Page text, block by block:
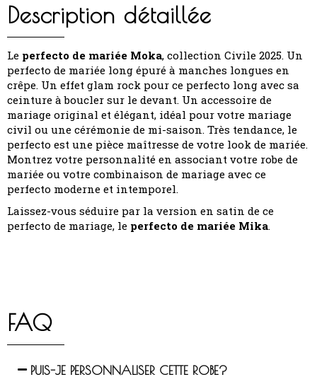
Description détaillée
Le perfecto de mariée Moka, collection Civile 2025. Un
perfecto de mariée long épuré à manches longues en
crêpe. Un effet glam rock pour ce perfecto long avec sa
ceinture à boucler sur le devant. Un accessoire de
mariage original et élégant, idéal pour votre mariage
civil ou une cérémonie de mi-saison. Très tendance, le
perfecto est une pièce maîtresse de votre look de mariée.
Montrez votre personnalité en associant votre robe de
mariée ou votre combinaison de mariage avec ce
perfecto moderne et intemporel.
Laissez-vous séduire par la version en satin de ce
perfecto de mariage, le perfecto de mariée Mika.
FAQ
PUIS-JE PERSONNALISER CETTE ROBE?